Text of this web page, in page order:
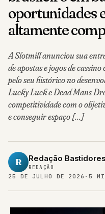
oportunidades
altamente
A Slotmill anunciou sua
de apostas e jogos de
pelo seu histórico no
Lucky Luck e Dead Mans
competitividade com o
e conseguir espaço […]
R Redação Bastidores
REDAÇÃO
25 DE JULHO DE 2026 · 5